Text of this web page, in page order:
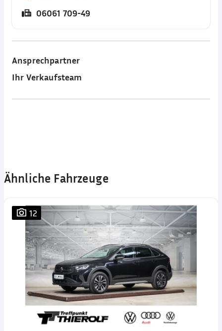
06061 709-49
Ansprechpartner
Ihr Verkaufsteam
Ähnliche Fahrzeuge
12